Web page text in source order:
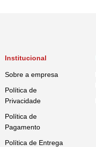
Institucional
Sobre a empresa
Política de
Privacidade
Política de
Pagamento
Política de Entrega